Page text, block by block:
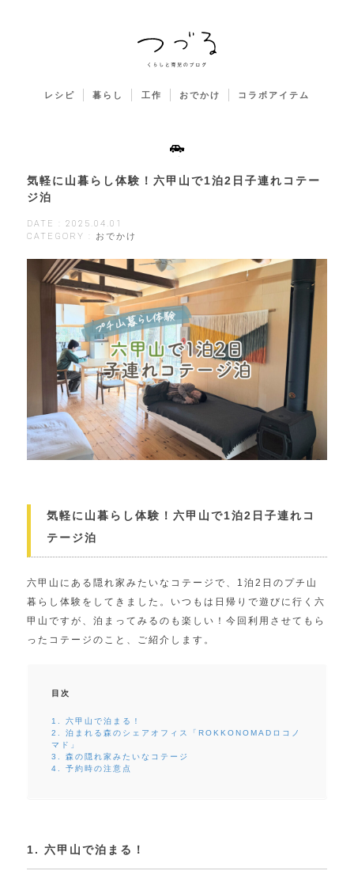
レシピ 暮らし 工作 おでかけ コラボアイテム
気軽に山暮らし体験！六甲山で1泊2日子連れコテー
ジ泊
DATE : 2025.04.01
CATEGORY : おでかけ
気軽に山暮らし体験！六甲山で1泊2日子連れコ
テージ泊
六甲山にある隠れ家みたいなコテージで、1泊2日のプチ山
暮らし体験をしてきました。いつもは日帰りで遊びに行く六
甲山ですが、泊まってみるのも楽しい！今回利用させてもら
ったコテージのこと、ご紹介します。
目次
1. 六甲山で泊まる！
2. 泊まれる森のシェアオフィス「ROKKONOMADロコノ
マド」
3. 森の隠れ家みたいなコテージ
4. 予約時の注意点
1. 六甲山で泊まる！